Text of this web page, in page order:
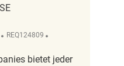
ReqId
REQ124809
bietet jeder